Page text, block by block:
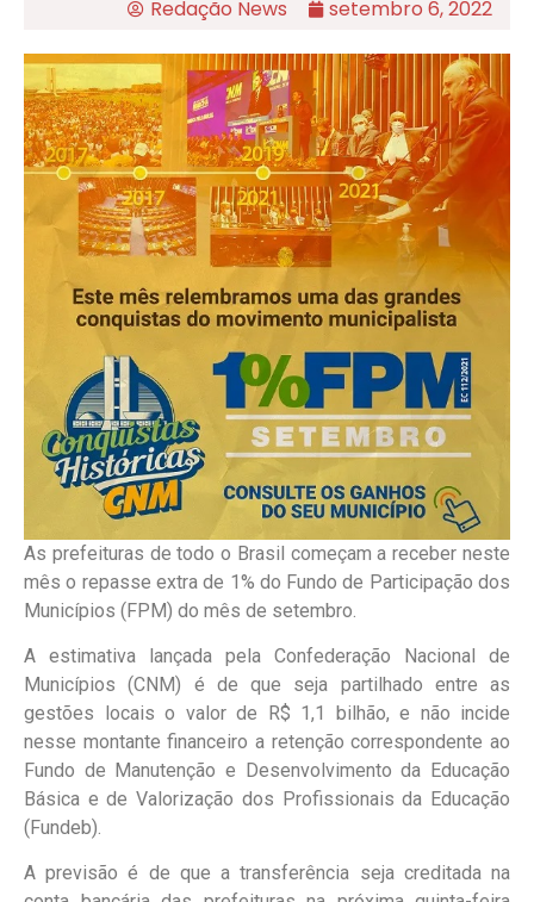
Redação News setembro 6, 2022
As prefeituras de todo o Brasil começam a receber neste
mês o repasse extra de 1% do Fundo de Participação dos
Municípios (FPM) do mês de setembro.
A estimativa lançada pela Confederação Nacional de
Municípios (CNM) é de que seja partilhado entre as
gestões locais o valor de R$ 1,1 bilhão, e não incide
nesse montante financeiro a retenção correspondente ao
Fundo de Manutenção e Desenvolvimento da Educação
Básica e de Valorização dos Profissionais da Educação
(Fundeb).
A previsão é de que a transferência seja creditada na